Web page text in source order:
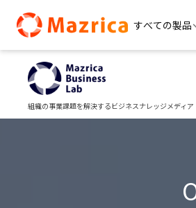
content
すべての製品
組織の事業課題を解決するビジネスナレッジメディア